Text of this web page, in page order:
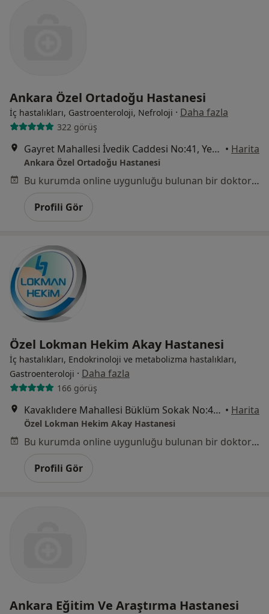
Ankara Özel Ortadoğu Hastanesi
İç hastalıkları, Gastroenteroloji, Nefroloji · Daha fazla
322 görüş
Gayret Mahallesi İvedik Caddesi No:41, Yenimahalle • Harita
Ankara Özel Ortadoğu Hastanesi
Bu kurumda online uygunluğu bulunan bir doktor veya uzman bulunamadı
Profili Gör
Özel Lokman Hekim Akay Hastanesi
İç hastalıkları, Endokrinoloji ve metabolizma hastalıkları,
Gastroenteroloji · Daha fazla
166 görüş
Kavaklıdere Mahallesi Büklüm Sokak No:4, Çankaya • Harita
Özel Lokman Hekim Akay Hastanesi
Bu kurumda online uygunluğu bulunan bir doktor veya uzman bulunamadı
Profili Gör
Ankara Eğitim Ve Araştırma Hastanesi